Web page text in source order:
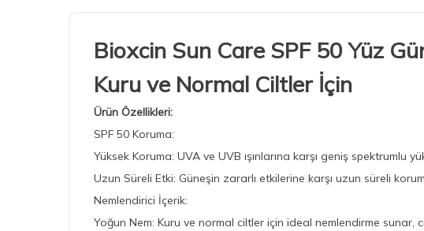
Bioxcin Sun Care SPF 50 Yüz
Kuru ve Normal Ciltler İçin
Ürün Özellikleri:
SPF 50 Koruma:
Yüksek Koruma: UVA ve UVB ışınlarına karşı geniş spektrumlu
Uzun Süreli Etki: Güneşin zararlı etkilerine karşı uzun süreli
Nemlendirici İçerik:
Yoğun Nem: Kuru ve normal ciltler için ideal nemlendirme sunar,